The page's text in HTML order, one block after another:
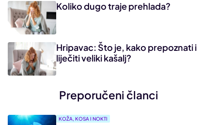
Koliko dugo traje prehlada?
Hripavac: Što je, kako prepoznati i
liječiti veliki kašalj?
Preporučeni članci
KOŽA, KOSA I NOKTI